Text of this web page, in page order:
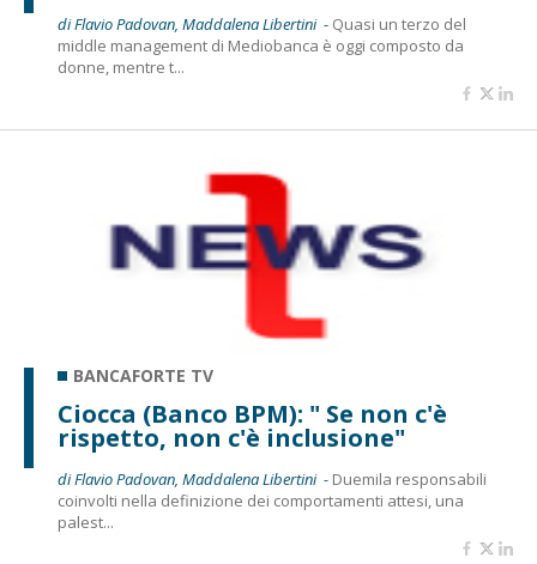
di Flavio Padovan, Maddalena Libertini - Quasi un terzo del
middle management di Mediobanca è oggi composto da
donne, mentre t...
BANCAFORTE TV
Ciocca (Banco BPM): " Se non c'è
rispetto, non c'è inclusione"
di Flavio Padovan, Maddalena Libertini - Duemila responsabili
coinvolti nella definizione dei comportamenti attesi, una
palest...